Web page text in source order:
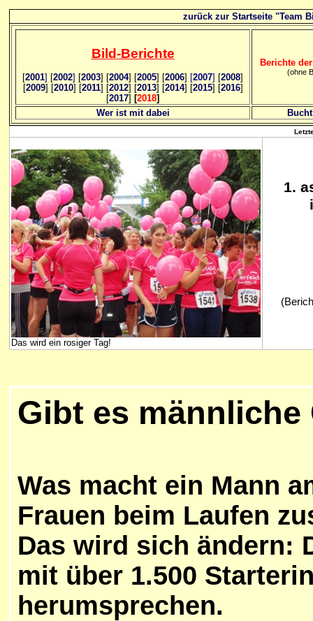
zurück zur Startseite "Team
Bild-Berichte
[2001] [2002] [2003] [2004] [2005] [2006] [2007] [2008]
[2009] [2010] [2011] [2012] [2013] [2014] [2015] [2016]
[2017] [2018]
Berichte
(ohne
Wer ist mit dabei
Das wird ein rosiger Tag!
1.
Gibt es männliche
Was macht ein Mann
Frauen beim Laufen
Das wird sich ändern:
mit über 1.500
herumsprechen.